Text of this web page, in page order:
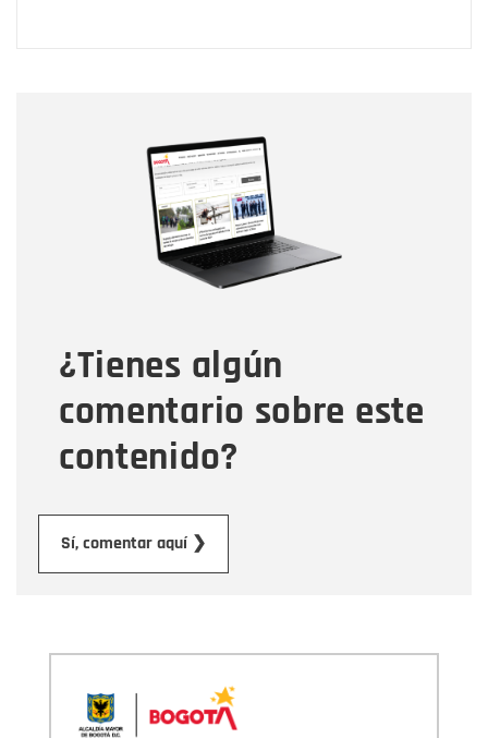
¿Tienes algún
comentario sobre este
contenido?
Sí, comentar aquí ❯
Correo electrónico
Tipo de comentario
Mensaje